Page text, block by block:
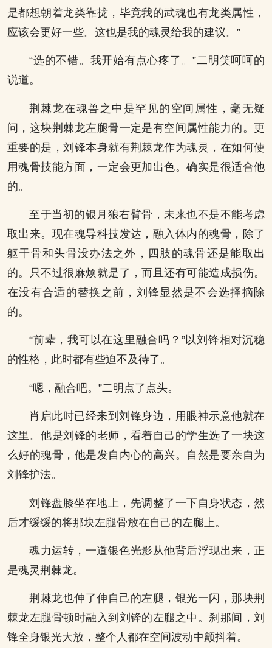
是都想朝着龙类靠拢，毕竟我的武魂也有龙类属性，
应该会更好一些。这也是我的魂灵给我的建议。”
“选的不错。我开始有点心疼了。”二明笑呵呵的
说道。
荆棘龙在魂兽之中是罕见的空间属性，毫无疑
问，这块荆棘龙左腿骨一定是有空间属性能力的。更
重要的是，刘锋本身就有荆棘龙作为魂灵，在如何使
用魂骨技能方面，一定会更加出色。确实是很适合他
的。
至于当初的银月狼右臂骨，未来也不是不能考虑
取出来。现在魂导科技发达，融入体内的魂骨，除了
躯干骨和头骨没办法之外，四肢的魂骨还是能取出
的。只不过很麻烦就是了，而且还有可能造成损伤。
在没有合适的替换之前，刘锋显然是不会选择摘除
的。
“前辈，我可以在这里融合吗？”以刘锋相对沉稳
的性格，此时都有些迫不及待了。
“嗯，融合吧。”二明点了点头。
肖启此时已经来到刘锋身边，用眼神示意他就在
这里。他是刘锋的老师，看着自己的学生选了一块这
么好的魂骨，他是发自内心的高兴。自然是要亲自为
刘锋护法。
刘锋盘膝坐在地上，先调整了一下自身状态，然
后才缓缓的将那块左腿骨放在自己的左腿上。
魂力运转，一道银色光影从他背后浮现出来，正
是魂灵荆棘龙。
荆棘龙也伸了伸自己的左腿，银光一闪，那块荆
棘龙左腿骨顿时融入到刘锋的左腿之中。刹那间，刘
锋全身银光大放，整个人都在空间波动中颤抖着。